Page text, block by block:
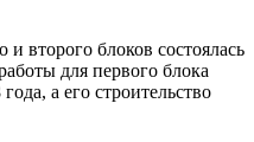
и второго блоков состоялась
для первого блока
а его строительство